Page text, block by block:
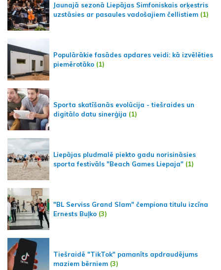
Jaunajā sezonā Liepājas Simfoniskais orķestris
uzstāsies ar pasaules vadošajiem čellistiem (1)
Populārākie fasādes apdares veidi: kā izvēlēties
piemērotāko (1)
Sporta skatīšanās evolūcija - tiešraides un
digitālo datu sinerģija (1)
Liepājas pludmalē piekto gadu norisināsies
sporta festivāls "Beach Games Liepaja" (1)
"BL Serviss Grand Slam" čempiona titulu izcīna
Ernests Buļko (3)
Tiešraidē "TikTok" pamanīts apdraudējums
maziem bērniem (3)